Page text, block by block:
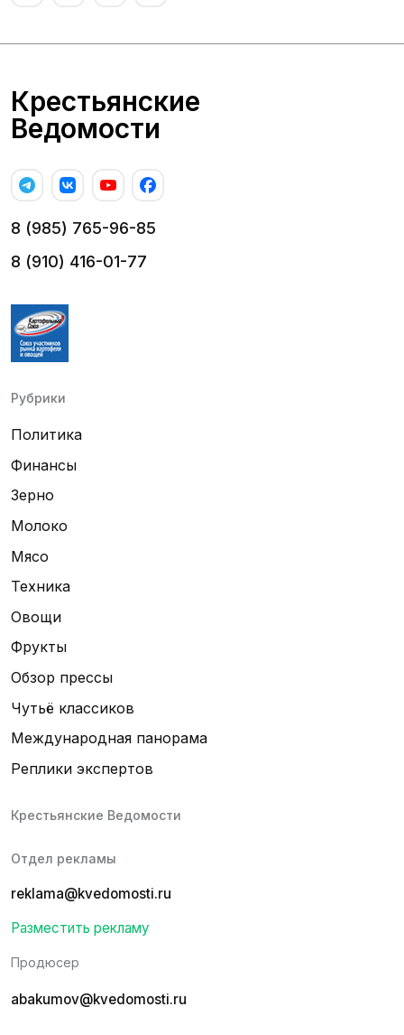
Крестьянские
Ведомости
8 (985) 765-96-85
8 (910) 416-01-77
Рубрики
Политика
Финансы
Зерно
Молоко
Мясо
Техника
Овощи
Фрукты
Обзор прессы
Чутьё классиков
Международная панорама
Реплики экспертов
Крестьянские Ведомости
Отдел рекламы
reklama@kvedomosti.ru
Разместить рекламу
Продюсер
abakumov@kvedomosti.ru